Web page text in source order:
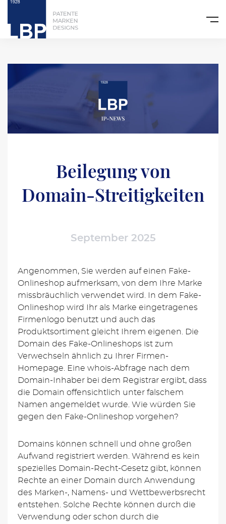
Beilegung von
Domain-Streitigkeiten
September 2025
Angenommen, Sie werden auf einen Fake-
Onlineshop aufmerksam, von dem Ihre Marke
missbräuchlich verwendet wird. In dem Fake-
Onlineshop wird Ihr als Marke eingetragenes
Firmenlogo benutzt und auch das
Produktsortiment gleicht Ihrem eigenen. Die
Domain des Fake-Onlineshops ist zum
Verwechseln ähnlich zu Ihrer Firmen-
Homepage. Eine whois-Abfrage nach dem
Domain-Inhaber bei dem Registrar ergibt, dass
die Domain offensichtlich unter falschem
Namen angemeldet wurde. Wie würden Sie
gegen den Fake-Onlineshop vorgehen?
Domains können schnell und ohne großen
Aufwand registriert werden. Während es kein
spezielles Domain-Recht-Gesetz gibt, können
Rechte an einer Domain durch Anwendung
des Marken-, Namens- und Wettbewerbsrecht
entstehen. Solche Rechte können durch die
Verwendung oder schon durch die